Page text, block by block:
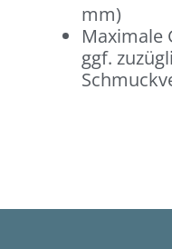
mm)
Maximale
ggf.